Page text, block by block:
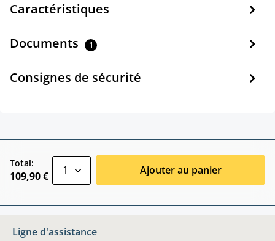
Caractéristiques
Documents 1
Consignes de sécurité
Total:
109,90 € Ajouter au panier
Ligne d'assistance